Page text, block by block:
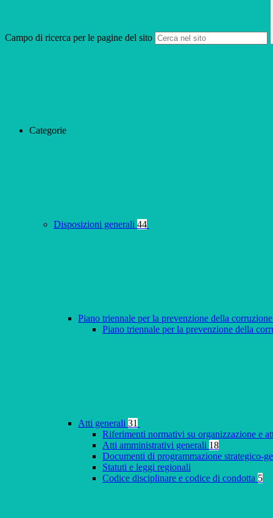
Campo di ricerca per le pagine del sito
Categorie
Disposizioni generali 44
Piano triennale per la prevenzione della
Piano triennale per la prevenzione della
Atti generali 31
Riferimenti normativi su organizzazione e
Atti amministrativi generali 18
Documenti di programmazione strategico-
Statuti e leggi regionali
Codice disciplinare e codice di condotta 5